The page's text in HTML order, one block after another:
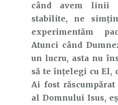
când avem linii
stabilite, ne
experimentăm
Atunci când
un lucru, asta nu
să te înțelegi cu El,
Ai fost
al Domnului Isus,